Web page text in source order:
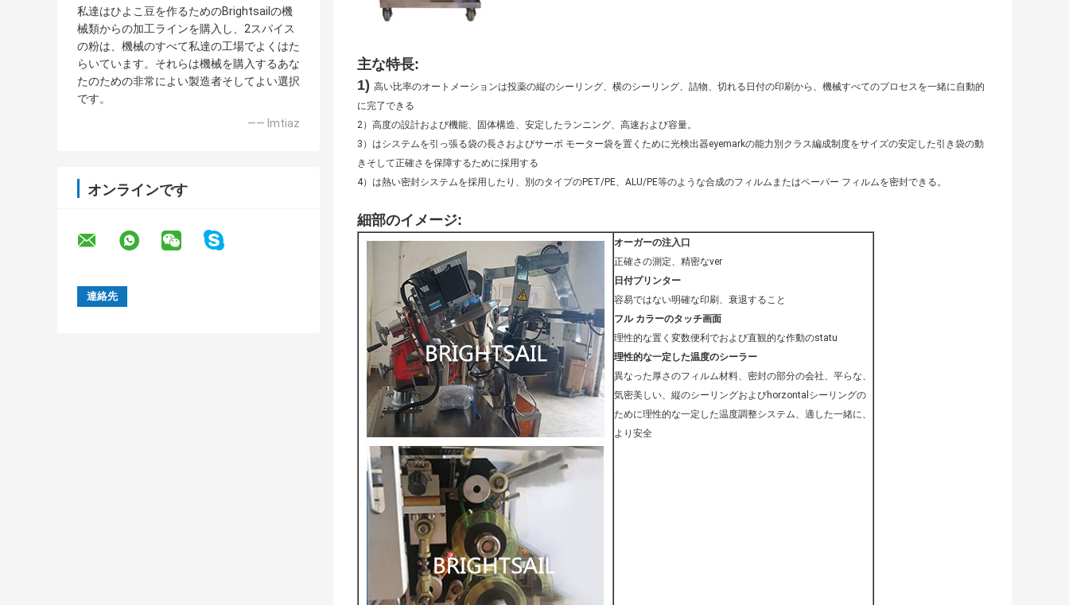
私達はひよこ豆を作るためのBrightsailの機
械類からの加工ラインを購入し、2スパイス
の粉は、機械のすべて私達の工場でよくはた
らいています。それらは機械を購入するあな
たのための非常によい製造者そしてよい選択
です。
—— Imtiaz
オンラインです
主な特長:
1) 高い比率のオートメーションは投薬の縦のシーリング、横のシーリング、詰物、切れる日付の印刷から、機械すべてのプロセスを一緒に自動的
に完了できる
2）高度の設計および機能、固体構造、安定したランニング、高速および容量。
3）はシステムを引っ張る袋の長さおよびサーボ モーター袋を置くために光検出器eyemarkの能力別クラス編成制度をサイズの安定した引き袋の動
きそして正確さを保障するために採用する
4）は熱い密封システムを採用したり、別のタイプのPET/PE、ALU/PE等のような合成のフィルムまたはペーパー フィルムを密封できる。
細部のイメージ:
オーガーの注入口
正確さの測定、精密なver
日付プリンター
容易ではない明確な印刷、衰退すること
フル カラーのタッチ画面
理性的な置く変数便利でおよび直観的な作動のstatu
理性的な一定した温度のシーラー
異なった厚さのフィルム材料、密封の部分の会社、平らな、
気密美しい、縦のシーリングおよびhorzontalシーリングの
ために理性的な一定した温度調整システム、適した一緒に、
より安全